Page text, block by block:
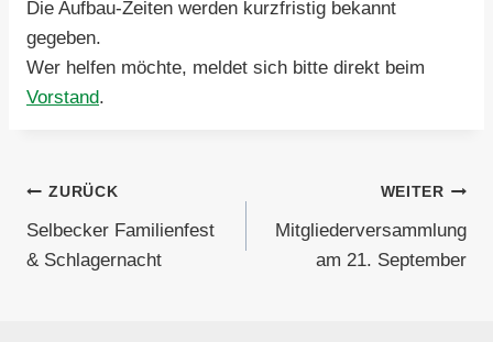
Die Aufbau-Zeiten werden kurzfristig bekannt
gegeben.
Wer helfen möchte, meldet sich bitte direkt beim
Vorstand.
Beitragsnavigation
ZURÜCK
Selbecker Familienfest
& Schlagernacht
WEITER
Mitgliederversammlung
am 21. September